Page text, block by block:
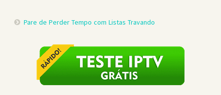
Pare de Perder Tempo com Listas Travando